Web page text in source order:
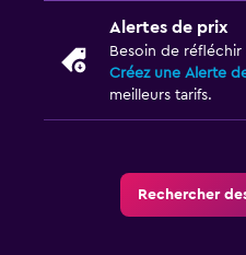
Alertes de prix
Besoin de
Créez une Alerte
meilleurs tarifs.
Rechercher